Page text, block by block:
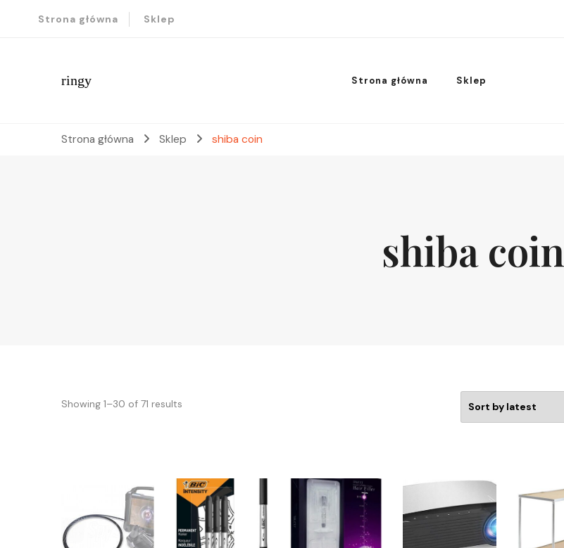
Strona główna Sklep
ringy Strona główna Sklep
Strona główna Sklep shiba coin
shiba coin
Showing 1–30 of 71 results